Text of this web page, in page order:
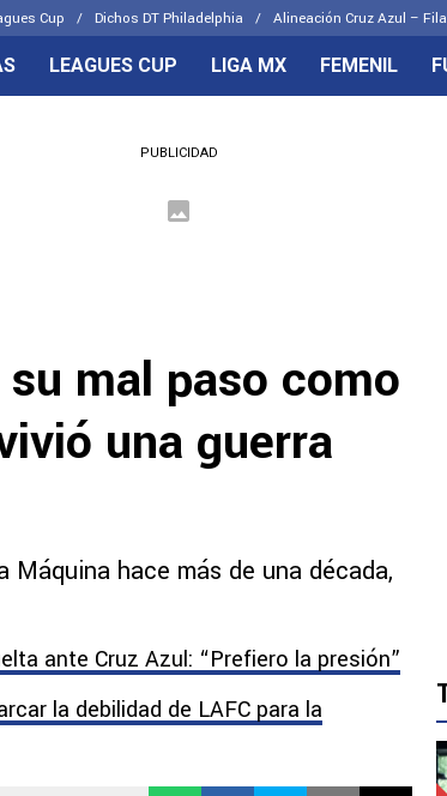
Cup Dichos DT Philadelphia Alineación Cruz Azul –
CELESTES
LEAGUES CUP LIGA MX FEMENIL
PUBLICIDAD
mal paso como
una guerra
hace más de una década,
ante Cruz Azul: “Prefiero la presión”
la debilidad de LAFC para la